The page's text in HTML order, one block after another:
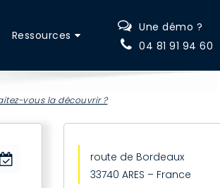
Ressources
Une démo ?
04 81 91 94 60
vous la découvrir ?
route de Bordeaux
33740 ARES – France